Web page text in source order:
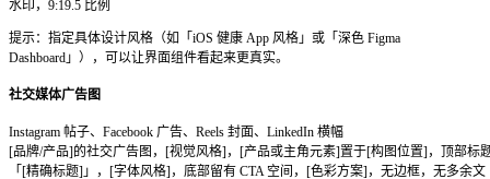
适合：设计师、营销人员，以及所有不想写代码的用户。
2新建对话，直接输入提示词——ChatGPT 会自动调用
3下载生成结果，或继续发消息用自然语言编辑图像。
4需要提升分辨率，可以追加说明：「以最高可用质量